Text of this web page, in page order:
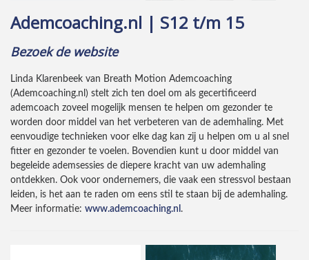
Ademcoaching.nl | S12 t/m 15
Bezoek de website
Linda Klarenbeek van Breath Motion Ademcoaching
(Ademcoaching.nl) stelt zich ten doel om als gecertificeerd
ademcoach zoveel mogelijk mensen te helpen om gezonder te
worden door middel van het verbeteren van de ademhaling. Met
eenvoudige technieken voor elke dag kan zij u helpen om u al snel
fitter en gezonder te voelen. Bovendien kunt u door middel van
begeleide ademsessies de diepere kracht van uw ademhaling
ontdekken. Ook voor ondernemers, die vaak een stressvol bestaan
leiden, is het aan te raden om eens stil te staan bij de ademhaling.
Meer informatie: www.ademcoaching.nl .